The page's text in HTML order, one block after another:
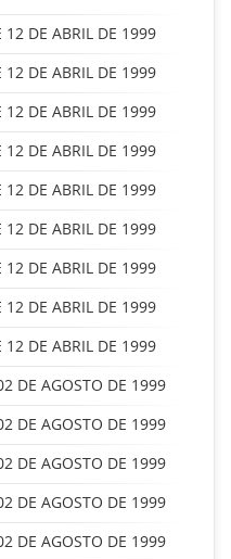
12 DE ABRIL DE 1999
12 DE ABRIL DE 1999
12 DE ABRIL DE 1999
12 DE ABRIL DE 1999
12 DE ABRIL DE 1999
12 DE ABRIL DE 1999
12 DE ABRIL DE 1999
12 DE ABRIL DE 1999
12 DE ABRIL DE 1999
DE AGOSTO DE 1999
DE AGOSTO DE 1999
DE AGOSTO DE 1999
DE AGOSTO DE 1999
DE AGOSTO DE 1999